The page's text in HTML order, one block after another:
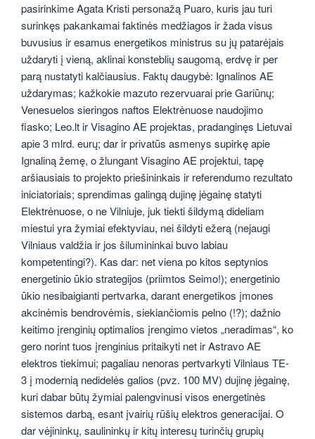
pasirinkime Agata Kristi personažą Puaro, kuris jau turi
surinkęs pakankamai faktinės medžiagos ir žada visus
buvusius ir esamus energetikos ministrus su jų patarėjais
uždaryti į vieną, aklinai konsteblių saugomą, erdvę ir per
parą nustatyti kalčiausius. Faktų daugybė: Ignalinos AE
uždarymas; kažkokie mazuto rezervuarai prie Gariūnų;
Venesuelos sieringos naftos Elektrėnuose naudojimo
fiasko; Leo.lt ir Visagino AE projektas, pradanginęs Lietuvai
apie 3 mlrd. eurų; dar ir privatūs asmenys supirkę apie
Ignaliną žemę, o žlungant Visagino AE projektui, tapę
aršiausiais to projekto priešininkais ir referendumo rezultato
iniciatoriais; sprendimas galingą dujinę jėgainę statyti
Elektrėnuose, o ne Vilniuje, juk tiekti šildymą dideliam
miestui yra žymiai efektyviau, nei šildyti ežerą (nejaugi
Vilniaus valdžia ir jos šilumininkai buvo labiau
kompetentingi?). Kas dar: net viena po kitos septynios
energetinio ūkio strategijos (priimtos Seimo!); energetinio
ūkio nesibaigianti pertvarka, darant energetikos įmones
akcinėmis bendrovėmis, siekiančiomis pelno (!?); dažnio
keitimo įrenginių optimalios įrengimo vietos „neradimas“, ko
gero norint tuos įrenginius pritaikyti net ir Astravo AE
elektros tiekimui; pagaliau nenoras pertvarkyti Vilniaus TE-
3 į modernią nedidelės galios (pvz. 100 MV) dujinę jėgainę,
kuri dabar būtų žymiai palengvinusi visos energetinės
sistemos darbą, esant įvairių rūšių elektros generacijai. O
dar vėjininkų, saulininkų ir kitų interesų turinčių grupių